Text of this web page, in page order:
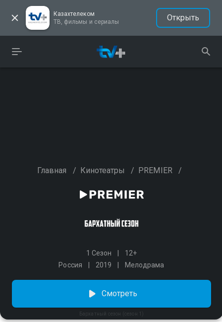
Казахтелеком
ТВ, фильмы и сериалы
Открыть
Главная / Кинотеатры / PREMIER /
1 Сезон
12+
Россия
2019 Мелодрама
Бархатный сезон (сезон 1)
Смотреть